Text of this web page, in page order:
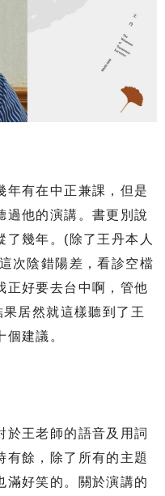
年有在中正兼課，但是
過他的演講。書更別說
了幾年。(除了王丹本人
次陰錯陽差，看診空檔
正好要去台中啊，管他
居然就這樣聽到了王
建議。
於王老師的語音及用詞
有餘，除了所有的主題
滿好笑的。關於演講的